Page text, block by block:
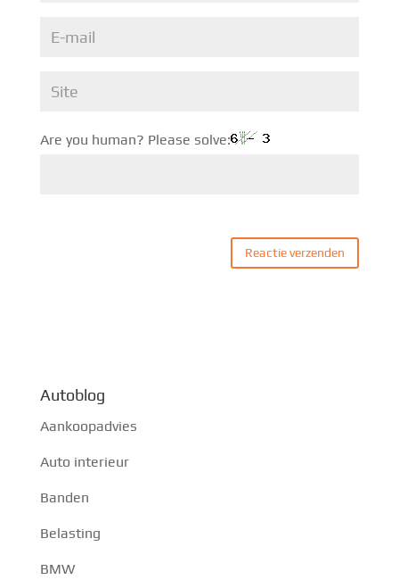
Are you human? Please solve:
Autoblog
Aankoopadvies
Auto interieur
Banden
Belasting
BMW